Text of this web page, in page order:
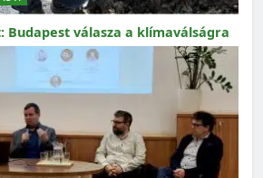
Budapest válasza a klímaválságra